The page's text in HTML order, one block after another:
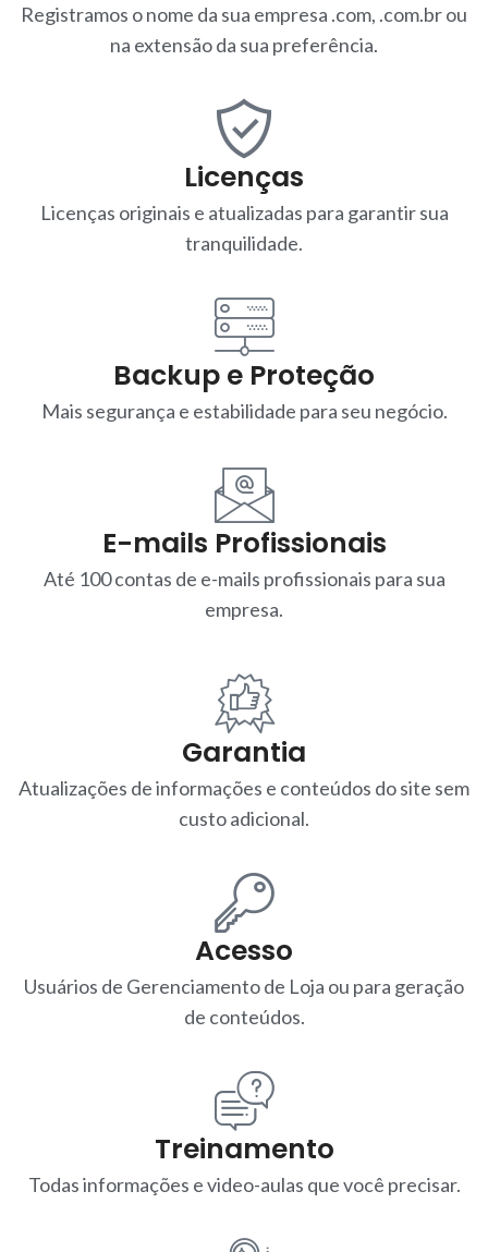
Registramos o nome da sua empresa .com, .com.br ou
na extensão da sua preferência.
Licenças
Licenças originais e atualizadas para garantir sua
tranquilidade.
Backup e Proteção
Mais segurança e estabilidade para seu negócio.
E-mails Profissionais
Até 100 contas de e-mails profissionais para sua
empresa.
Garantia
Atualizações de informações e conteúdos do site sem
custo adicional.
Acesso
Usuários de Gerenciamento de Loja ou para geração
de conteúdos.
Treinamento
Todas informações e video-aulas que você precisar.